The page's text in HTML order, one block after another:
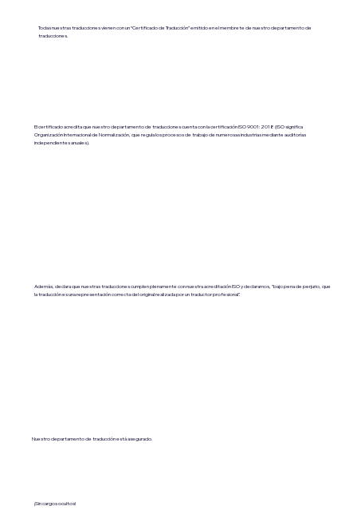
Todas nuestras traducciones vienen con un “Certificado de Traducción” emitido en el membrete de nuestro departamento de
traducciones.
El certificado acredita que nuestro departamento de traducciones cuenta con la certificación ISO 9001:2018 (ISO significa
Organización Internacional de Normalización, que regula los procesos de trabajo de numerosas industrias mediante auditorías
independientes anuales).
Además, declara que nuestras traducciones cumplen plenamente con nuestra acreditación ISO y declaramos, "bajo pena de perjurio, que
la traducción es una representación correcta del original realizada por un traductor profesional".
Nuestro departamento de traducción está asegurado.
¡Sin cargos ocultos!